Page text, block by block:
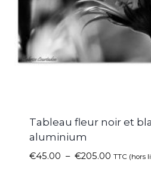
Tableau fleur noir et
aluminium
€45.00 – €205.00 TTC (hors